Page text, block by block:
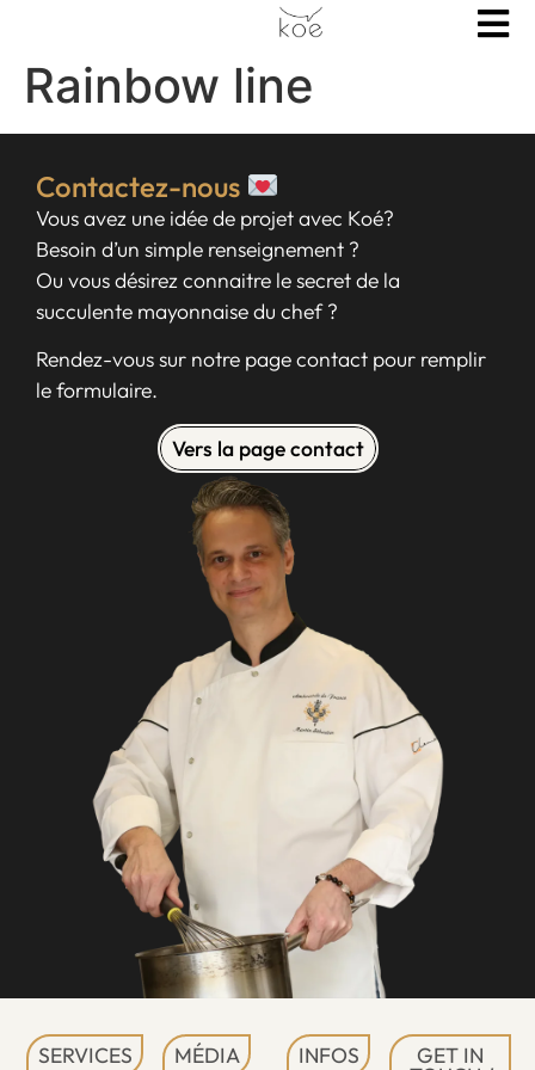
Rainbow line
Contactez-nous
Vous avez une idée de projet avec Koé?
Besoin d’un simple renseignement ?
Ou vous désirez connaitre le secret de la
succulente mayonnaise du chef ?
Rendez-vous sur notre page contact pour remplir
le formulaire.
Vers la page contact
SERVICES MÉDIA INFOS GET IN